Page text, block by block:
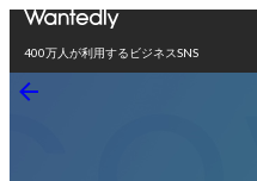
400万人が利用するビジネスSNS